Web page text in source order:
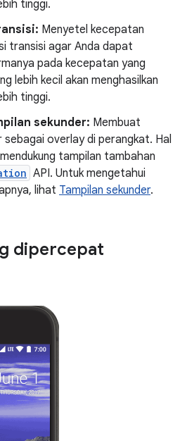
tinggi.
Menyetel kecepatan
transisi agar Anda dapat
pada kecepatan yang
lebih kecil akan menghasilkan
tinggi.
sekunder: Membuat
sebagai overlay di perangkat. Hal
tampilan tambahan
API. Untuk mengetahui
lihat Tampilan sekunder.
dipercepat